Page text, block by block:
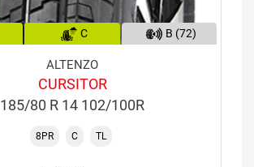
C B (72)
ALTENZO
CURSITOR
185/80 R 14 102/100R
8PR C TL